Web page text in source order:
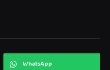
WhatsApp